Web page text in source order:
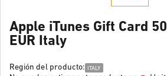
Apple iTunes Gift Card 50
EUR Italy
Región del producto: ITALY